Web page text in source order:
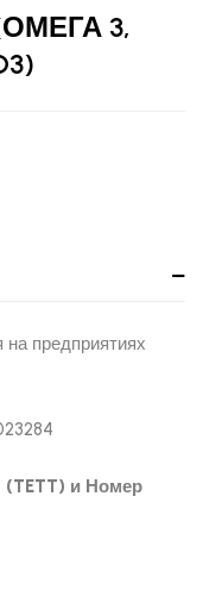
3,
предприятиях
(TETT) и Номер